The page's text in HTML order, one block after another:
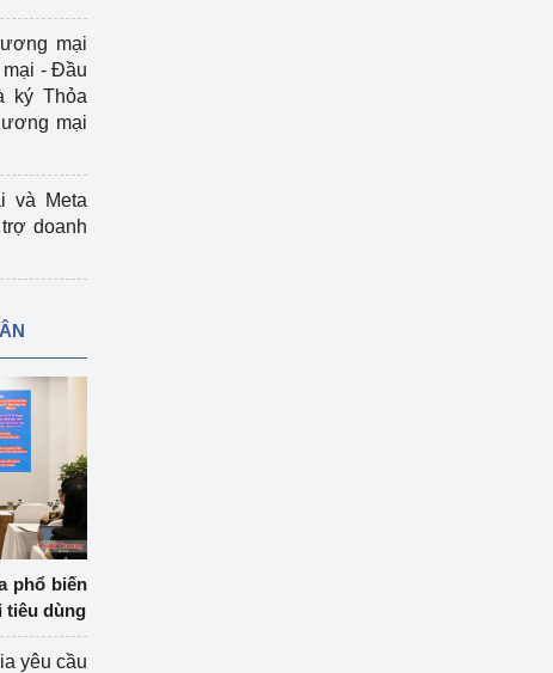
mại
- Đầu
ký Thỏa
mại
và Meta
doanh
phổ biến
tiêu dùng
yêu cầu